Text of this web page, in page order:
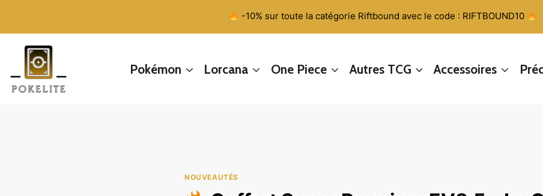
-10% sur toute la catégorie Riftbound avec le code : RIFTBOUND10
Pokémon Lorcana One Piece Autres TCG Accessoires
NOUVEAUTÉS